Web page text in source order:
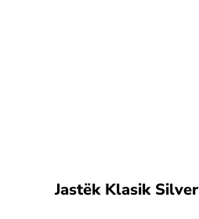
Jastëk Klasik Silver